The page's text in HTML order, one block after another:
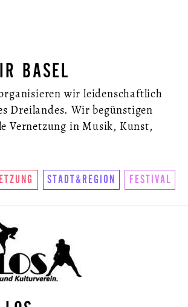
BASEL
wir leidenschaftlich
Dreilandes. Wir begünstigen
Vernetzung in Musik, Kunst,
STADT&REGION FESTIVAL